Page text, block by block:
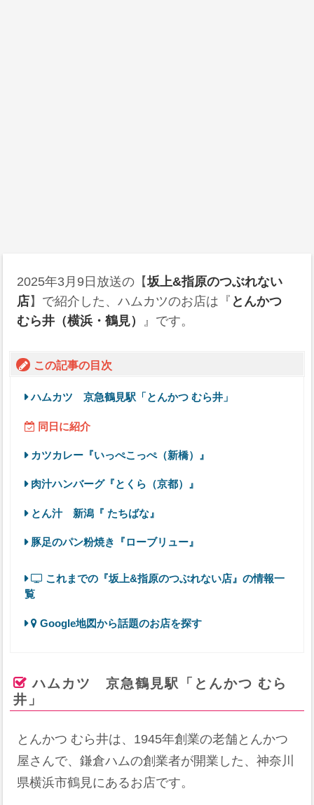
2025年3月9日 放送の【坂上&指原のつぶれない
店】で紹介した、ハムカツのお店は『 とんかつ
むら井（横浜・鶴見） 』です。
この記事の目次
ハムカツ 京急鶴見駅「とんかつ むら井」
同日に紹介
カツカレー『いっぺこっぺ（新橋）』
肉汁ハンバーグ『とくら（京都）』
とん汁 新潟『 たちばな』
豚足のパン粉焼き『ローブリュー』
これまでの『坂上&指原のつぶれない店』の情報一
覧
Google地図から話題のお店を探す
ハムカツ 京急鶴見駅「とんかつ むら
井」
とんかつ むら井は、1945年創業の老舗とんかつ
屋さんで、鎌倉ハムの創業者が開業した、神奈川
県横浜市鶴見にあるお店です。